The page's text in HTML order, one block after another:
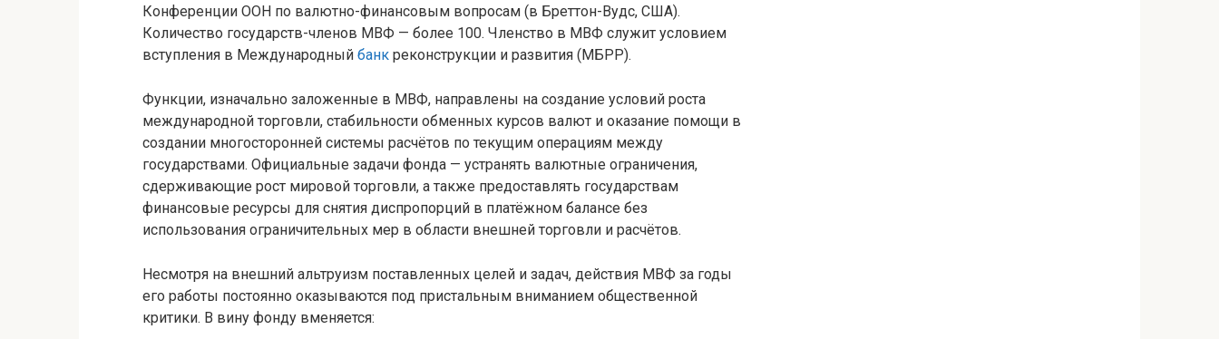
Конференции ООН по валютно-финансовым вопросам (в Бреттон-Вудс, США).
Количество государств-членов МВФ — более 100. Членство в МВФ служит условием
вступления в Международный банк реконструкции и развития (МБРР).
Функции, изначально заложенные в МВФ, направлены на создание условий роста
международной торговли, стабильности обменных курсов валют и оказание помощи в
создании многосторонней системы расчётов по текущим операциям между
государствами. Официальные задачи фонда — устранять валютные ограничения,
сдерживающие рост мировой торговли, а также предоставлять государствам
финансовые ресурсы для снятия диспропорций в платёжном балансе без
использования ограничительных мер в области внешней торговли и расчётов.
Несмотря на внешний альтруизм поставленных целей и задач, действия МВФ за годы
его работы постоянно оказываются под пристальным вниманием общественной
критики. В вину фонду вменяется: